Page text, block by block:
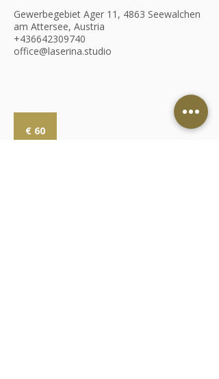
Gewerbegebiet Ager 11, 4863 Seewalchen
am Attersee, Austria
+436642309740
office@laserina.studio
€ 60